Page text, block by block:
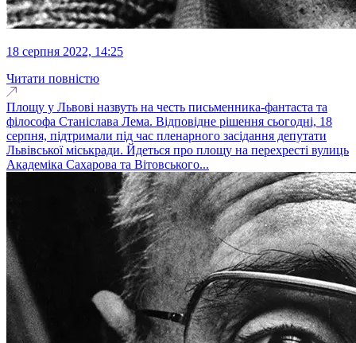
18 серпня 2022, 14:25
Читати повністю
Площу у Львові назвуть на честь письменника-фантаста та
філософа Станіслава Лема. Відповідне рішення сьогодні, 18
серпня, підтримали під час пленарного засідання депутати
Львівської міськради. Йдеться про площу на перехресті вулиць
Академіка Сахарова та Вітовського...